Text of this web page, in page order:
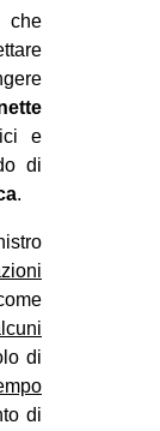
e
di
.
di
di